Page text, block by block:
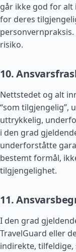
går ikke god for alt
for deres
risiko.
10.
Nettstedet og alt
“som tilgjengelig”,
uttrykkelig,
i den grad
underforståtte
bestemt formål,
tilgjengelighet.
11.
I den grad
TravelGuard eller
indirekte,